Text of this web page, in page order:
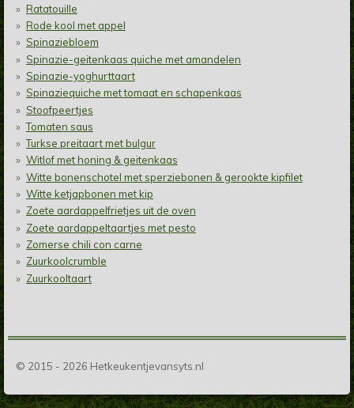
Ratatouille
Rode kool met appel
Spinaziebloem
Spinazie-geitenkaas quiche met amandelen
Spinazie-yoghurttaart
Spinaziequiche met tomaat en schapenkaas
Stoofpeertjes
Tomaten saus
Turkse preitaart met bulgur
Witlof met honing & geitenkaas
Witte bonenschotel met sperziebonen & gerookte kipfilet
Witte ketjapbonen met kip
Zoete aardappelfrietjes uit de oven
Zoete aardappeltaartjes met pesto
Zomerse chili con carne
Zuurkoolcrumble
Zuurkooltaart
© 2015 - 2026 Hetkeukentjevansyts.nl